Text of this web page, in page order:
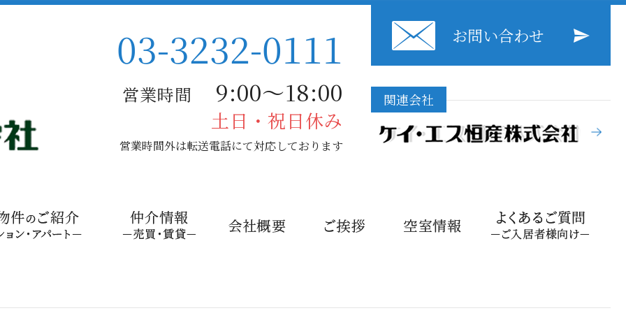
03-3232-0111
営業時間 9:00〜18:00
土日・祝日休み
営業時間外は転送電話にて対応しております
お問い合わせ
関連会社